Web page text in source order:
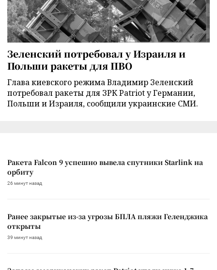
Зеленский потребовал у Израиля и
Польши ракеты для ПВО
Глава киевского режима Владимир Зеленский
потребовал ракеты для ЗРК Patriot у Германии,
Польши и Израиля, сообщили украинские СМИ.
Ракета Falcon 9 успешно вывела спутники Starlink на
орбиту
26 минут назад
Ранее закрытые из-за угрозы БПЛА пляжи Геленджика
открыты
39 минут назад